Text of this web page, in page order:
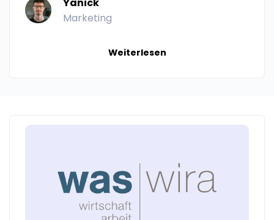
Marketing
Weiterlesen